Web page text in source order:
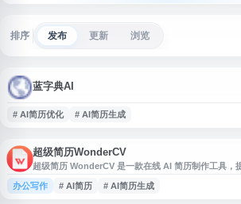
排序 发布 更新 浏览
蓝字典AI
# AI简历优化 # AI简历生成
超级简历WonderCV
超级简历 WonderCV 是一款在线 AI 简历制作工具，
措辞优化、纠错检查、模板选择与 PDF 导出等功能。
留学等求职场景，支持中英文简历制作，并提供多行
办公写作 # AI简历 # AI简历生成